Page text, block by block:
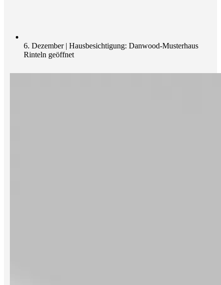
6. Dezember | Hausbesichtigung: Danwood-Musterhaus
Rinteln geöffnet